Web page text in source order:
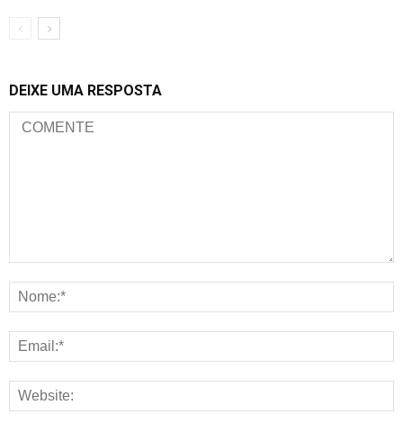
DEIXE UMA RESPOSTA